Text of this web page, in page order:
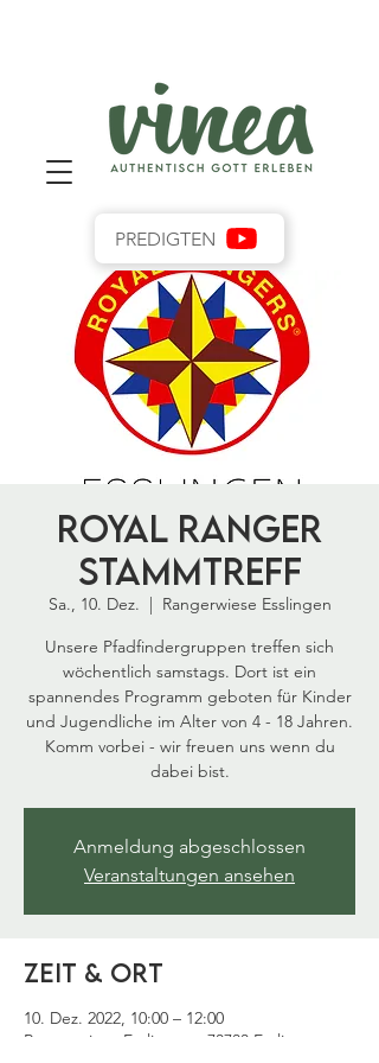
PREDIGTEN
Royal Ranger
Stammtreff
Sa., 10. Dez.
  |
Rangerwiese Esslingen
Unsere Pfadfindergruppen treffen sich
wöchentlich samstags. Dort ist ein
spannendes Programm geboten für Kinder
und Jugendliche im Alter von 4 - 18 Jahren.
Komm vorbei - wir freuen uns wenn du
dabei bist.
Anmeldung abgeschlossen
Veranstaltungen ansehen
Zeit & Ort
10. Dez. 2022, 10:00 – 12:00
Rangerwiese Esslingen , 73733 Esslingen am